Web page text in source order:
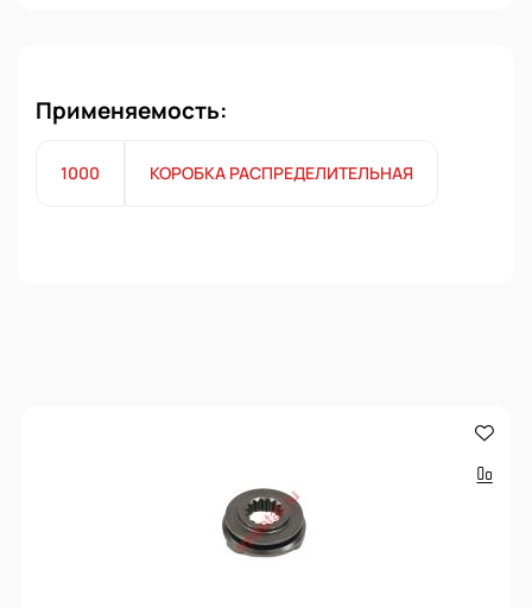
Применяемость:
1000 КОРОБКА РАСПРЕДЕЛИТЕЛЬНАЯ